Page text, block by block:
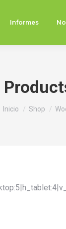
Informes
Estás aquí:
Inicio Shop